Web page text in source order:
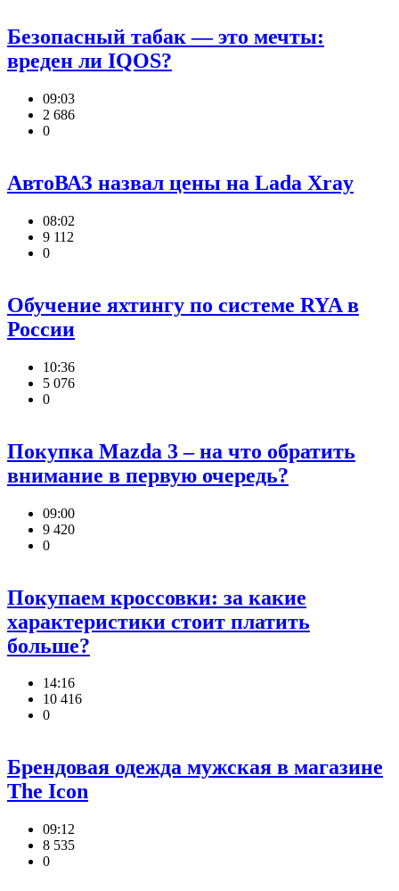
Безопасный табак — это мечты:
вреден ли IQOS?
09:03
2 686
0
АвтоВАЗ назвал цены на Lada Xray
08:02
9 112
0
Обучение яхтингу по системе RYA в
России
10:36
5 076
0
Покупка Mazda 3 – на что обратить
внимание в первую очередь?
09:00
9 420
0
Покупаем кроссовки: за какие
характеристики стоит платить
больше?
14:16
10 416
0
Брендовая одежда мужская в магазине
The Icon
09:12
8 535
0